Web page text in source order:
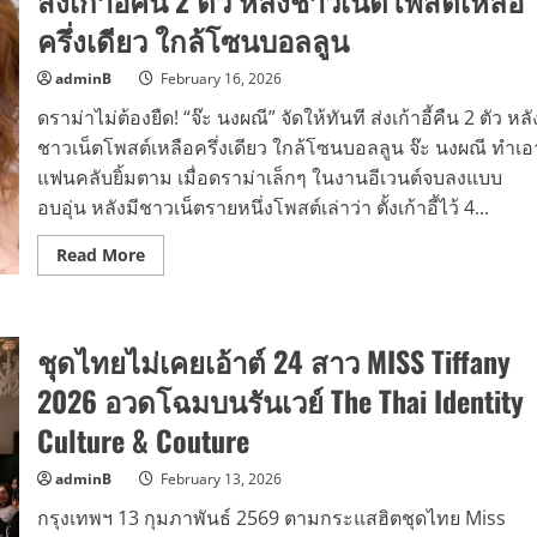
อร์
เท
น
เม้น
ท์
จำกัด
เดิน
หน้า
ธุรกิจ
ใหม่
“LIVE
TO
FLOW”
ไลฟ์
สด
24
ทุก
แบรนด์
ครึ่งเดียว ใกล้โซนบอลลูน
adminB February 16, 2026
ดราม่าไม่ต้องยืด! “จ๊ะ นงผณี” จัดให้ทันที ส่งเก้าอี้คืน 2 ตัว หลั
ชาวเน็ตโพสต์เหลือครึ่งเดียว ใกล้โซนบอลลูน จ๊ะ นงผณี ทำเ
แฟนคลับยิ้มตาม เมื่อดราม่าเล็กๆ ในงานอีเวนต์จบลงแบบ
อบอุ่น หลังมีชาวเน็ตรายหนึ่งโพสต์เล่าว่า ตั้งเก้าอี้ไว้ 4...
Read MoreRead
more
ยืด!
“จ๊ะ
นง
ผณี”
จัด
ให้
ทันที
ส่ง
เก้าอี้
2
ชุดไทยไม่เคยเอ้าต์ 24 สาว MISS Tiffany
2026 อวดโฉมบนรันเวย์ The Thai Identity
Culture & Couture
adminB February 13, 2026
กรุงเทพฯ 13 กุมภาพันธ์ 2569 ตามกระแสฮิตชุดไทย Miss